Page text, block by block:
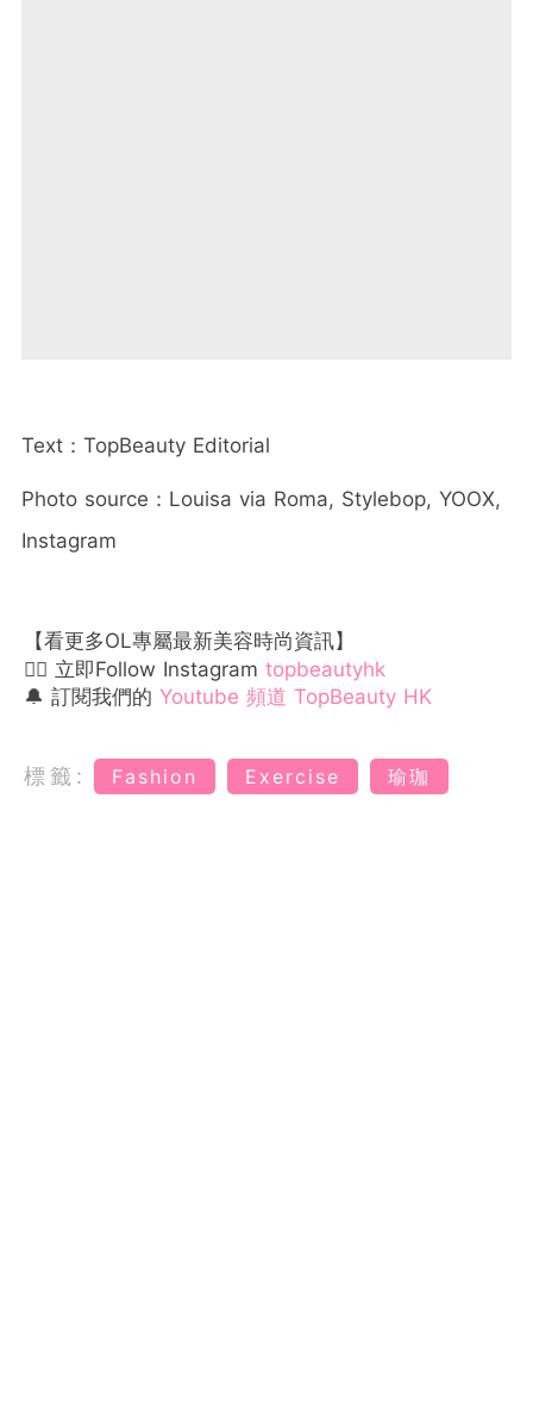
Text：TopBeauty Editorial
Photo source：Louisa via Roma, Stylebop, YOOX,
Instagram
【看更多OL專屬最新美容時尚資訊】
👉🏻 立即Follow Instagram topbeautyhk
🔔 訂閱我們的 Youtube 頻道 TopBeauty HK
標籤: Fashion Exercise 瑜珈